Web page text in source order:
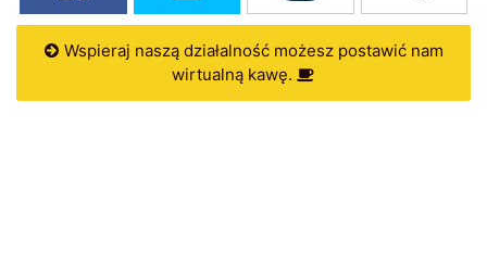
Wspieraj naszą działalność możesz postawić nam
wirtualną kawę.